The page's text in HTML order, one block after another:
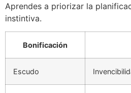
Aprendes a priorizar la
instintiva.
Bonificación
Escudo